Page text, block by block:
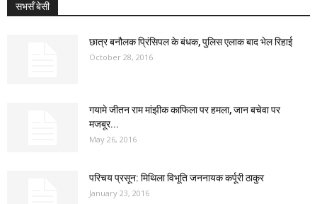
सभसँ बेसी
छात्र बनौलक प्रिंसिपल के बंधक, पुलिस एलाक बाद भेल रिहाई
October 28, 2016
गयामे जीतन राम मांझीक काफिला पर हमला, जान बचेवा पर
मजबूर...
May 26, 2016
परिचय प्रसून: मिथिला विभूति जननायक कर्पूरी ठाकुर
January 23, 2016